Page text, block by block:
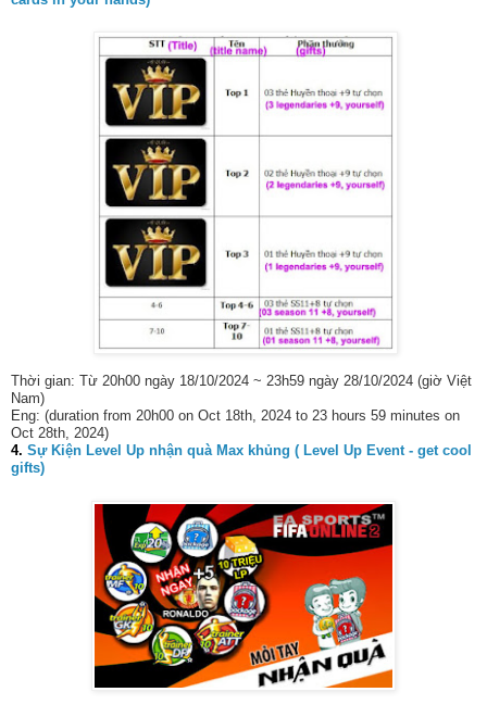
Thời gian: Từ 20h00 ngày 18/10/2024 ~ 23h59 ngày 28/10/2024 (giờ Việt
Nam)
Eng: (duration from 20h00 on Oct 18th, 2024 to 23 hours 59 minutes on
Oct 28th, 2024)
4. Sự Kiện Level Up nhận quà Max khủng ( Level Up Event - get cool
gifts)